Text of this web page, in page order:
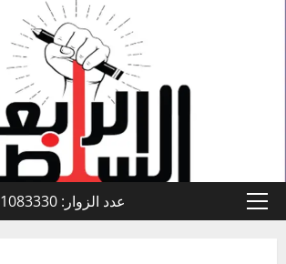
القائمة
عدد الزوار: 1083330